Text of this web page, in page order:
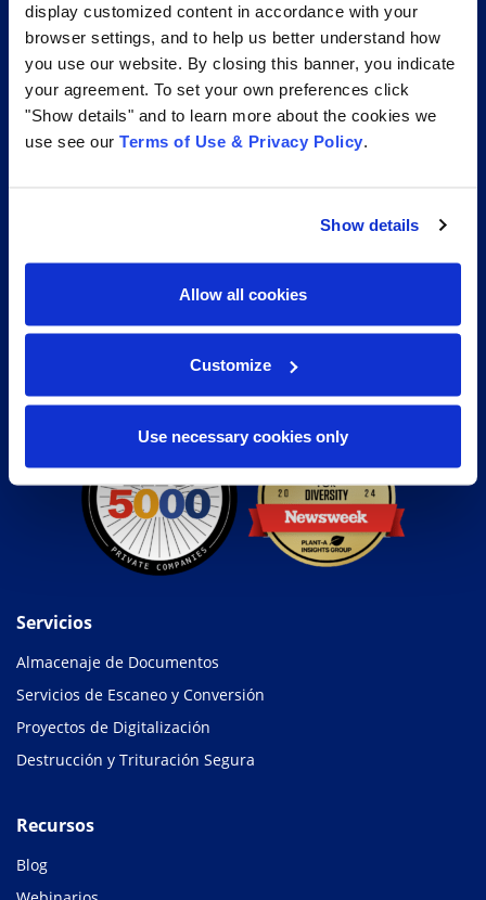
display customized content in accordance with your
browser settings, and to help us better understand how
you use our website. By closing this banner, you indicate
your agreement. To set your own preferences click
"Show details" and to learn more about the cookies we
use see our Terms of Use & Privacy Policy
Show details
Allow all cookies
Customize
Use necessary cookies only
Access proporciona servicios transformadores,
experiencias y tecnologías para hacer que las
activar su información empresarial crítica a través de
servicios integrados de gestión de documentos a lo
largo del ciclo de vida de la información.
787.701.5505
Servicios
Almacenaje de Documentos
Servicios de Escaneo y Conversión
Proyectos de Digitalización
Destrucción y Trituración Segura
Recursos
Blog